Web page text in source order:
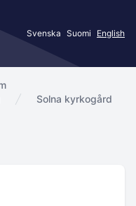
Svenska Suomi English
Solna kyrkogård